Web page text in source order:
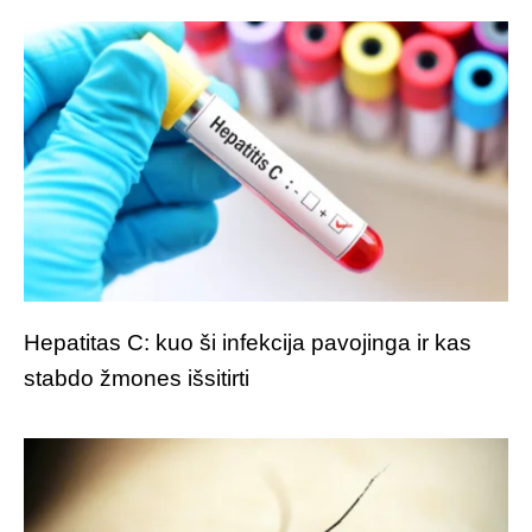
Hepatitas C: kuo ši infekcija pavojinga ir kas
stabdo žmones išsitirti